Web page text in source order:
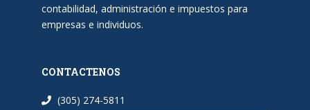
contabilidad, administración e impuestos para
empresas e individuos.
CONTACTENOS
(305) 274-5811